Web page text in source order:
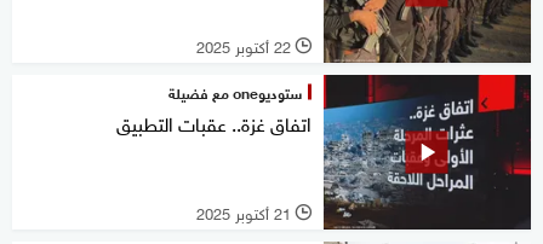
l 22 أكتوبر 2025
ستوديوone مع فضيلة
اتفاق غزة.. عقبات التطبيق
l 21 أكتوبر 2025